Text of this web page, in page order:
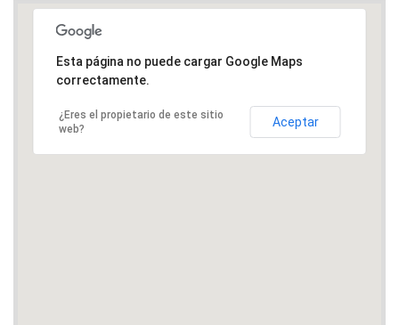
Esta página no puede cargar Google Maps
correctamente.
¿Eres el propietario de este sitio
web?
Aceptar